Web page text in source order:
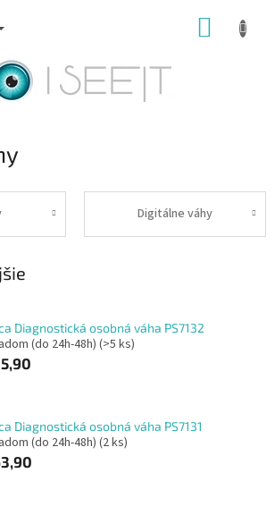
Digitálne váhy
Diagnostická osobná váha PS7132
(do 24h-48h) (>5 ks)
Diagnostická osobná váha PS7131
(do 24h-48h) (2 ks)